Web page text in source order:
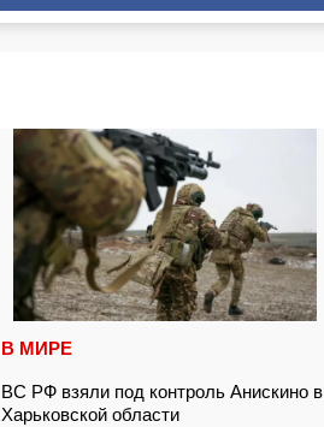
В МИРЕ
ВС РФ взяли под контроль Анискино в
Харьковской области